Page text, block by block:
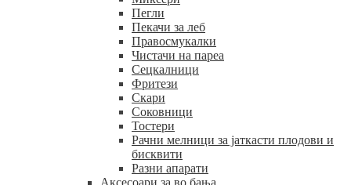
Пегли
Пекачи за леб
Правосмукалки
Чистачи на пареа
Сецкалници
Фритези
Скари
Соковници
Тостери
Рачни мелници за јаткасти плодови и
бисквити
Разни апарати
Аксесоари за во бања